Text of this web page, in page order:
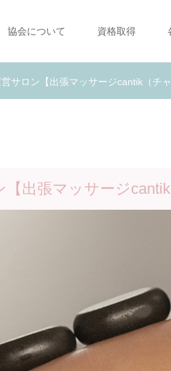
協会について 資格取得
営サロン【出張マッサージcantik（チャ
【出張マッサージ